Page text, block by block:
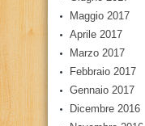
Maggio 2017
Aprile 2017
Marzo 2017
Febbraio 2017
Gennaio 2017
Dicembre 2016